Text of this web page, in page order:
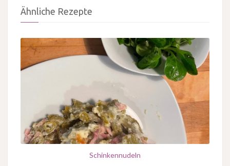
Ähnliche Rezepte
Schinkennudeln